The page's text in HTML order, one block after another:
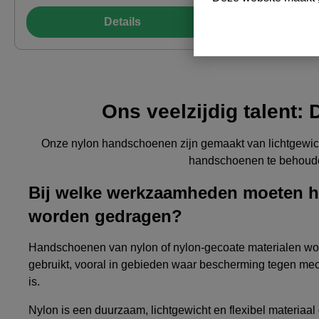
werkzaamheden in ESD-gebieden volgens
DIN EN 16350 · Probleemloze bediening
van apparaten met touchscreens ·
Materiaal: Nylon, Nitril microschuim Pat.
/ zwartMateriaal:nylon
Toepassingsgebied-49°C0°C10°C20°C
Wassen &amp; verzorgen
Details
tastgevoel
elastaan
verzorgen Certificeringsgegevens 4 1 3 1
Ons veelzijdig talent:
Onze nylon handschoenen zijn gemaakt van
handschoenen te
Bij welke werkzaamheden moeten
worden gedragen?
Handschoenen van nylon of nylon-gecoate materialen
gebruikt, vooral in gebieden waar bescherming tegen
is.
Nylon is een duurzaam, lichtgewicht en flexibel